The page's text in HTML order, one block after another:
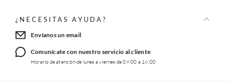
¿NECESITAS AYUDA?
Envíanos un email
Comunícate con nuestro servicio al cliente
Horario de atención de lunes a viernes de 09:00 a 16:00